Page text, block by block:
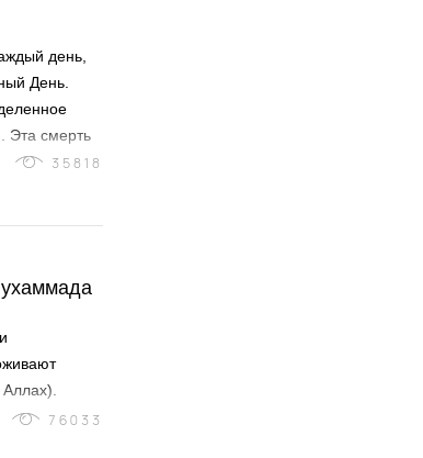
день,
День.
Эта смерть
мир. Таким
35818
76033